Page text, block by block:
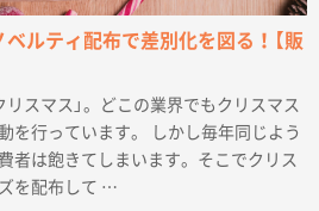
ルティ配布で差別化を図る！【販
スマス」。どこの業界でもクリスマス
を行っています。 しかし毎年同じよう
者は飽きてしまいます。そこでクリス
を配布して …